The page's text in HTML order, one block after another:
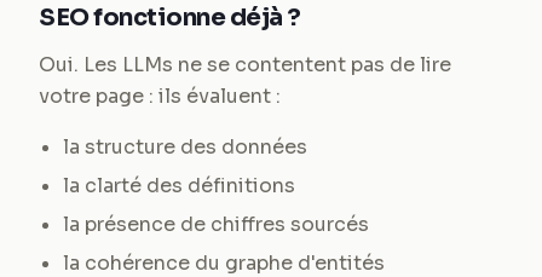
SEO fonctionne déjà ?
Oui. Les LLMs ne se contentent pas de lire
votre page : ils évaluent :
la structure des données
la clarté des définitions
la présence de chiffres sourcés
la cohérence du graphe d'entités